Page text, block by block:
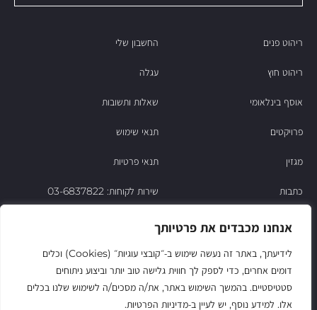
אנחנו מכבדים את פרטיותך
לידיעתך, באתר זה נעשה שימוש ב‑״קובצי עוגיות״ (Cookies) וכלים
דומים אחרים, כדי לספק לך חווית גלישה טוב יותר וביצוע ניתוחים
סטטיסטיים. בהמשך השימוש באתר, את/ה מסכים/ה לשימוש שלנו בכלים
אלו. למידע נוסף, יש לעיין ב‑מדיניות הפרטיות.
ריהוט פנים
ריהוט חוץ
אוסף בינלאומי
פרויקטים
מגזין
כתבות
צור קשר
החשבון שלי
עגלה
שאלות ותשובות
תנאי שימוש
תנאי פרטיות
שירות לקוחות: 03-6837822